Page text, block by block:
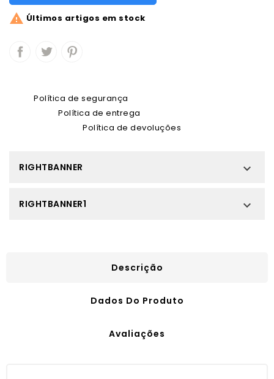
 Últimos artigos em stock
Política de segurança
Política de entrega
Política de devoluções
RIGHTBANNER 
RIGHTBANNER1 
Descrição
Dados Do Produto
Avaliações